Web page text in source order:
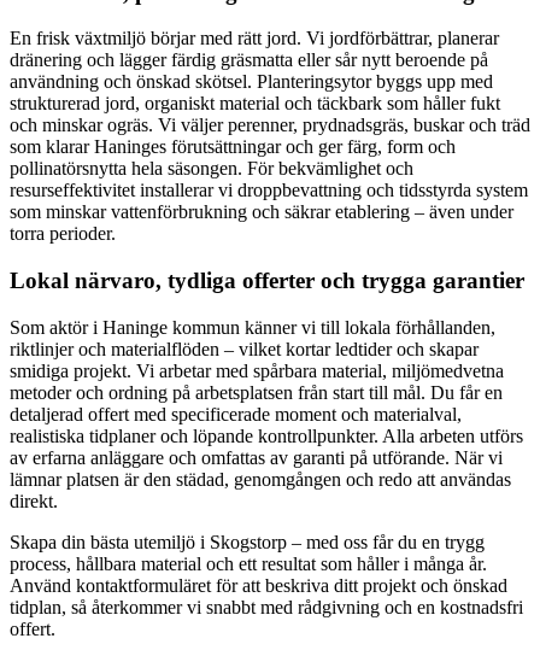
En frisk växtmiljö börjar med rätt jord. Vi jordförbättrar, planerar
dränering och lägger färdig gräsmatta eller sår nytt beroende på
användning och önskad skötsel. Planteringsytor byggs upp med
strukturerad jord, organiskt material och täckbark som håller fukt
och minskar ogräs. Vi väljer perenner, prydnadsgräs, buskar och träd
som klarar Haninges förutsättningar och ger färg, form och
pollinatörsnytta hela säsongen. För bekvämlighet och
resurseffektivitet installerar vi droppbevattning och tidsstyrda system
som minskar vattenförbrukning och säkrar etablering – även under
torra perioder.
Lokal närvaro, tydliga offerter och trygga garantier
Som aktör i Haninge kommun känner vi till lokala förhållanden,
riktlinjer och materialflöden – vilket kortar ledtider och skapar
smidiga projekt. Vi arbetar med spårbara material, miljömedvetna
metoder och ordning på arbetsplatsen från start till mål. Du får en
detaljerad offert med specificerade moment och materialval,
realistiska tidplaner och löpande kontrollpunkter. Alla arbeten utförs
av erfarna anläggare och omfattas av garanti på utförande. När vi
lämnar platsen är den städad, genomgången och redo att användas
direkt.
Skapa din bästa utemiljö i Skogstorp – med oss får du en trygg
process, hållbara material och ett resultat som håller i många år.
Använd kontaktformuläret för att beskriva ditt projekt och önskad
tidplan, så återkommer vi snabbt med rådgivning och en kostnadsfri
offert.